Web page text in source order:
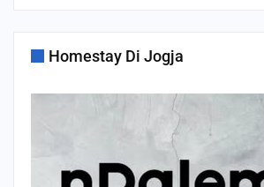
Homestay Di Jogja